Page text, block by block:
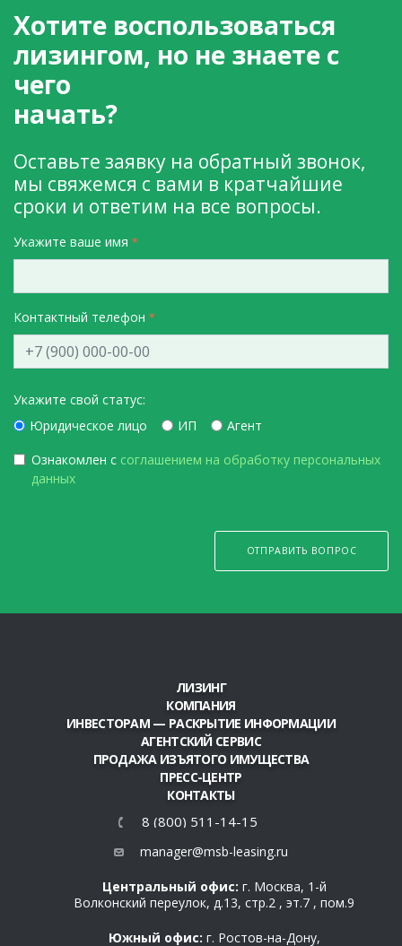
Хотите воспользоваться
лизингом, но не знаете с
чего
начать?
Оставьте заявку на обратный звонок,
мы свяжемся с вами в кратчайшие
сроки и ответим на все вопросы.
Укажите ваше имя
Контактный телефон
Укажите свой статус:
Юридическое лицо
ИП
Агент
Ознакомлен с соглашением на обработку персональных
данных
ОТПРАВИТЬ ВОПРОС
ЛИЗИНГ
КОМПАНИЯ
ИНВЕСТОРАМ — РАСКРЫТИЕ ИНФОРМАЦИИ
АГЕНТСКИЙ СЕРВИС
ПРОДАЖА ИЗЪЯТОГО ИМУЩЕСТВА
ПРЕСС-ЦЕНТР
КОНТАКТЫ
8 (800) 511-14-15
manager@msb-leasing.ru
Центральный офис: г. Москва, 1-й
Волконский переулок, д.13, стр.2 , эт.7 , пом.9
Южный офис: г. Ростов-на-Дону,